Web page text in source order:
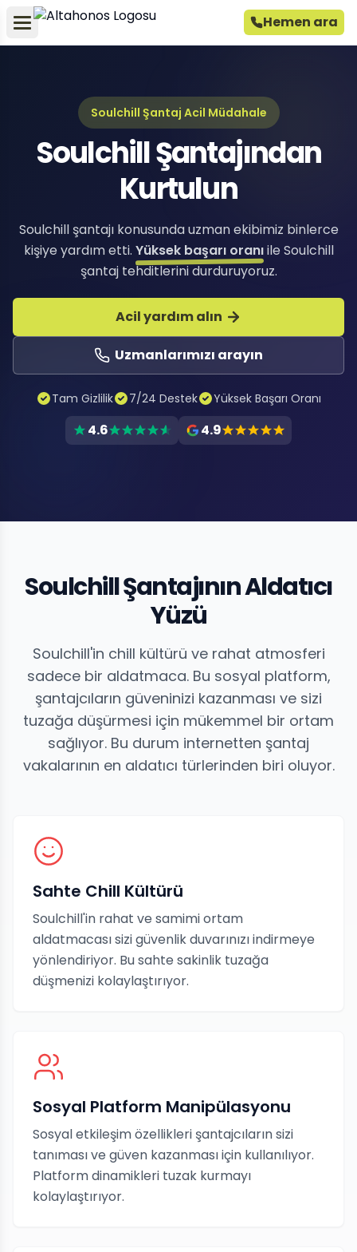
Hemen ara
Soulchill Şantaj Acil Müdahale
Soulchill Şantajından
Kurtulun
Soulchill şantajı konusunda uzman ekibimiz binlerce
kişiye yardım etti. Yüksek başarı oranıile Soulchill
şantaj tehditlerini durduruyoruz.
Acil yardım alın
Uzmanlarımızı arayın
Tam Gizlilik 7/24 Destek Yüksek Başarı Oranı
4.6 4.9
Soulchill Şantajının Aldatıcı
Yüzü
Soulchill'in chill kültürü ve rahat atmosferi
sadece bir aldatmaca. Bu sosyal platform,
şantajcıların güveninizi kazanması ve sizi
tuzağa düşürmesi için mükemmel bir ortam
sağlıyor. Bu durum internetten şantaj
vakalarının en aldatıcı türlerinden biri oluyor.
Sahte Chill Kültürü
Soulchill'in rahat ve samimi ortam
aldatmacası sizi güvenlik duvarınızı indirmeye
yönlendiriyor. Bu sahte sakinlik tuzağa
düşmenizi kolaylaştırıyor.
Sosyal Platform Manipülasyonu
Sosyal etkileşim özellikleri şantajcıların sizi
tanıması ve güven kazanması için kullanılıyor.
Platform dinamikleri tuzak kurmayı
kolaylaştırıyor.